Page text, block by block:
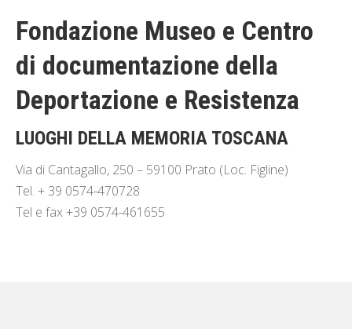
Fondazione Museo e Centro
di documentazione della
Deportazione e Resistenza
LUOGHI DELLA MEMORIA TOSCANA
Via di Cantagallo, 250 – 59100 Prato (Loc. Figline)
Tel. + 39 0574-470728
Tel e fax +39 0574-461655